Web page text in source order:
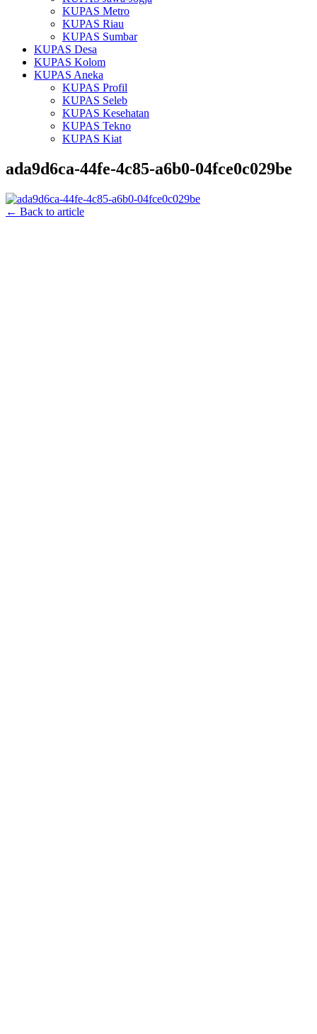
KUPAS Metro
KUPAS Riau
KUPAS Sumbar
KUPAS Desa
KUPAS Kolom
KUPAS Aneka
KUPAS Profil
KUPAS Seleb
KUPAS Kesehatan
KUPAS Tekno
KUPAS Kiat
ada9d6ca-44fe-4c85-a6b0-04fce0c029be
← Back to article